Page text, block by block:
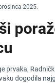
2025.
prvaka,
dogodila